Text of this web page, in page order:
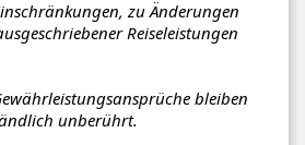
zu Änderungen
Reiseleistungen
bleiben
unberührt.